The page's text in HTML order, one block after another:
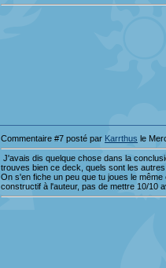
Commentaire #7 posté par Karrthus le
J'avais dis quelque chose dans la
trouves bien ce deck, quels sont les
On s'en fiche un peu que tu joues le
constructif à l'auteur, pas de mettre 10/10